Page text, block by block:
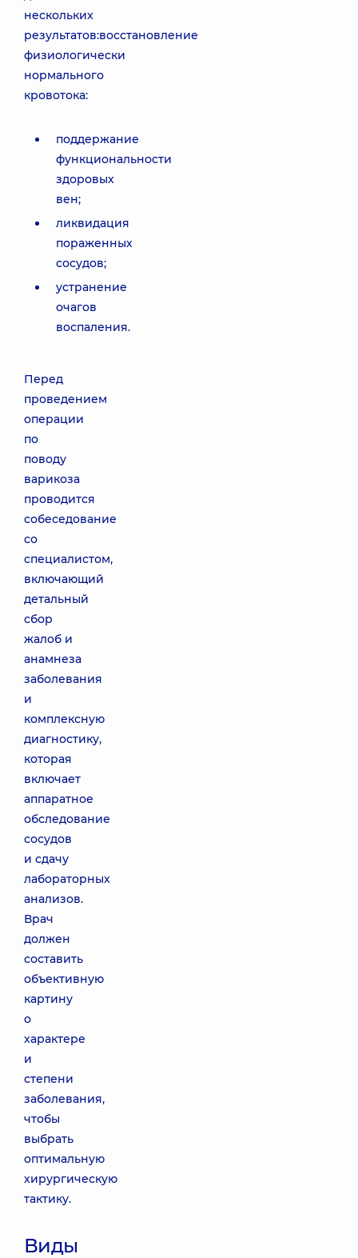
нескольких
результатов:восстановление
физиологически
нормального
кровотока:
поддержание
функциональности
здоровых
вен;
ликвидация
пораженных
сосудов;
устранение
очагов
воспаления.
Перед
проведением
операции
по
поводу
варикоза
проводится
собеседование
со
специалистом,
включающий
детальный
сбор
жалоб и
анамнеза
заболевания
и
комплексную
диагностику,
которая
включает
аппаратное
обследование
сосудов
и сдачу
лабораторных
анализов.
Врач
должен
составить
объективную
картину
о
характере
и
степени
заболевания,
чтобы
выбрать
оптимальную
хирургическую
тактику.
Виды